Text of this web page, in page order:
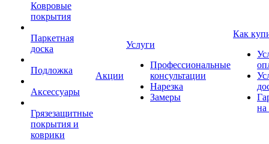
Ковровые
покрытия
Паркетная
доска
Подложка
Аксессуары
Грязезащитные
покрытия и
коврики
Акции
Услуги
Профессиональные
консультации
Нарезка
Замеры
Как
на